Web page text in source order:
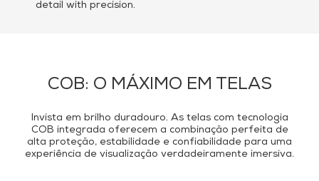
detail with precision.
COB: O MÁXIMO EM TELAS
Invista em brilho duradouro. As telas com tecnologia
COB integrada oferecem a combinação perfeita de
alta proteção, estabilidade e confiabilidade para uma
experiência de visualização verdadeiramente imersiva.